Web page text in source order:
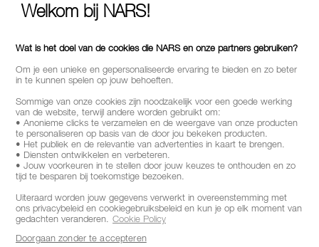
Welkom bij NARS!
Wat is het doel van de cookies die NARS en onze partners gebruiken?
Om je een unieke en gepersonaliseerde ervaring te bieden en zo beter
in te kunnen spelen op jouw behoeften.
Sommige van onze cookies zijn noodzakelijk voor een goede werking
van de website, terwijl andere worden gebruikt om:
• Anonieme clicks te verzamelen en de weergave van onze producten
te personaliseren op basis van de door jou bekeken producten.
• Het publiek en de relevantie van advertenties in kaart te brengen.
• Diensten ontwikkelen en verbeteren.
• Jouw voorkeuren in te stellen door jouw keuzes te onthouden en zo
tijd te besparen bij toekomstige bezoeken.
Uiteraard worden jouw gegevens verwerkt in overeenstemming met
ons privacybeleid en cookiegebruiksbeleid en kun je op elk moment van
gedachten veranderen. Cookie Policy
Doorgaan zonder te accepteren